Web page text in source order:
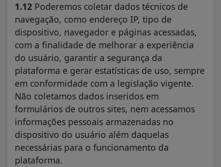
1.12 Poderemos coletar dados técnicos de
navegação, como endereço IP, tipo de
dispositivo, navegador e páginas acessadas,
com a finalidade de melhorar a experiência
do usuário, garantir a segurança da
plataforma e gerar estatísticas de uso, sempre
em conformidade com a legislação vigente.
Não coletamos dados inseridos em
formulários de outros sites, nem acessamos
informações pessoais armazenadas no
dispositivo do usuário além daquelas
necessárias para o funcionamento da
plataforma.